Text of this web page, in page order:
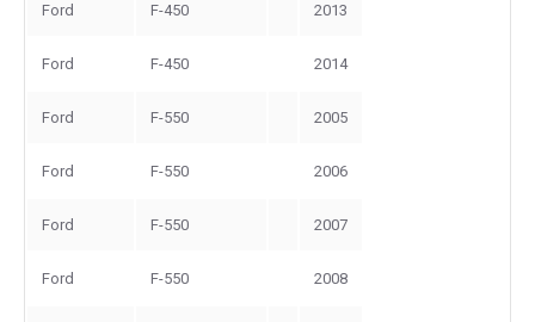
Ford F-450 2013
Ford F-450 2014
Ford F-550 2005
Ford F-550 2006
Ford F-550 2007
Ford F-550 2008